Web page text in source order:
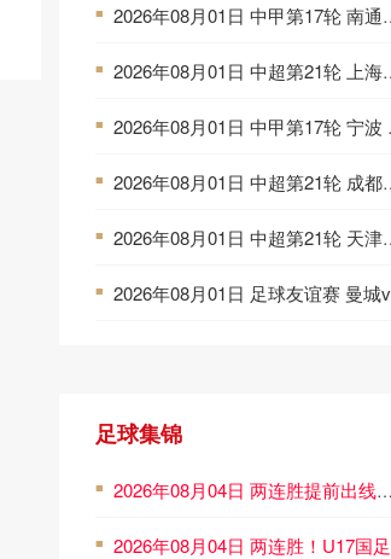
■ 2026年08月01日 中甲第17轮 南通支云 VS 定南赣联 全场录像
■ 2026年08月01日 中超第21轮 上海海港vs山东泰山 全场录像
■ 2026年08月01日 中甲第17轮 宁波 VS 广西恒宸 全场录像
■ 2026年08月01日 中超第21轮 成都蓉城vs武汉三镇 全场录像
■ 2026年08月01日 中超第21轮 天津津门虎vs云南玉昆 全场录像
■ 2026年08月01日 足球友谊赛 曼城vs国际米兰 全场录像
足球集锦
■ 2026年08月04日 两连胜提前出线！U17国足1-0毕巴U17 程晟涵连场破门赵松源中楣
■ 2026年08月04日 两连胜！U17国足1-0毕巴U17 程晟涵连场头球破门制胜赵松源中楣